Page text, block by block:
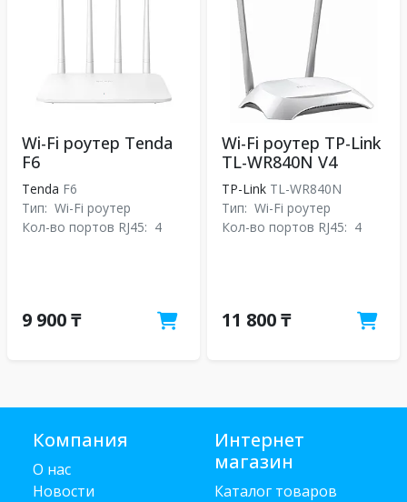
Wi-Fi роутер Tenda
F6
Tenda F6
Тип: Wi-Fi роутер
Кол-во портов RJ45: 4
9 900 ₸
Wi-Fi роутер TP-Link
TL-WR840N V4
TP-Link TL-WR840N
Тип: Wi-Fi роутер
Кол-во портов RJ45: 4
11 800 ₸
Компания
О нас
Новости
Интернет
магазин
Каталог товаров